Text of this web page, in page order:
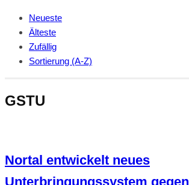
Neueste
Älteste
Zufällig
Sortierung (A-Z)
GSTU
Nortal entwickelt neues
Unterbringungssystem gegen